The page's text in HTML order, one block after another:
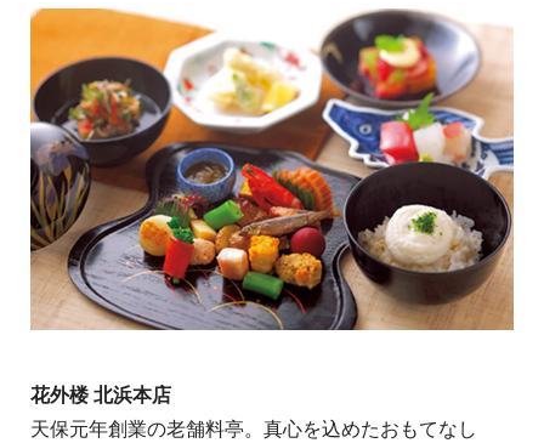
花外楼 北浜本店
天保元年創業の老舗料亭。真心を込めたおもてなし